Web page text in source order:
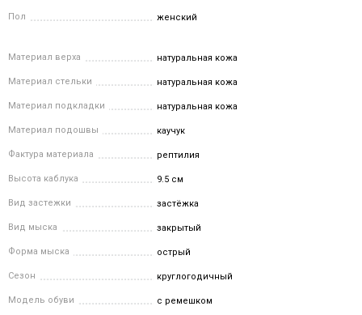
Пол женский
Материал верха натуральная кожа
Материал стельки натуральная кожа
Материал подкладки натуральная кожа
Материал подошвы каучук
Фактура материала рептилия
Высота каблука 9.5 см
Вид застежки застёжка
Вид мыска закрытый
Форма мыска острый
Сезон круглогодичный
Модель обуви с ремешком